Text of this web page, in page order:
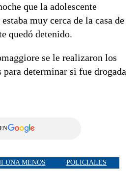
que la adolescente
muy cerca de la casa de
quedó detenido.
se le realizaron los
para determinar si fue drogada
UNA MENOS POLICIALES